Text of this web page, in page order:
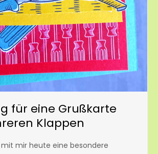
für eine Grußkarte
Klappen
mit mir heute eine besondere